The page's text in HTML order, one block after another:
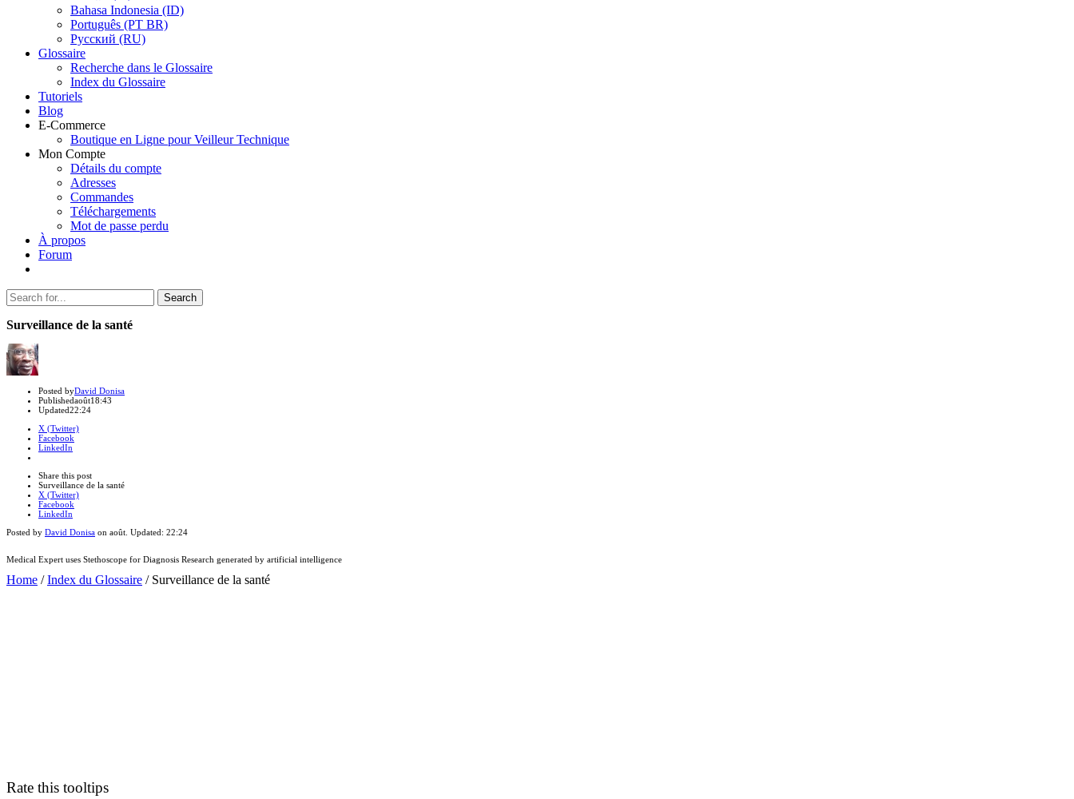
Bahasa Indonesia (ID)
Português (PT BR)
Pусский (RU)
Glossaire
Recherche dans le Glossaire
Index du Glossaire
Tutoriels
Blog
E-Commerce
Boutique en Ligne pour Veilleur Technique
Mon Compte
Détails du compte
Adresses
Commandes
Téléchargements
Mot de passe perdu
À propos
Forum
Search
Search
for:
Surveillance de la santé
Author
Posted byDavid Donisa
Publishedaoût18:43
Updated22:24
X (Twitter)
Facebook
LinkedIn
post
Share this postClose
sharing
Surveillance de la santé
X (Twitter)
Facebook
LinkedIn
Posted by David Donisa on août . Updated: 22:24
Medical Expert uses Stethoscope for Diagnosis Research generated by artificial intelligence
Home /Index du Glossaire / Surveillance de la santé
Rate this tooltips